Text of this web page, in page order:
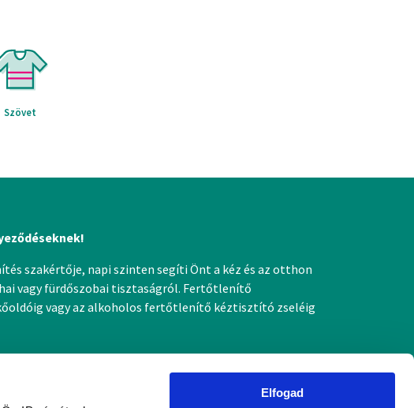
Elfogad
Szövet
szakértője, napi szinten segíti Önt a kéz és az otthon
vagy fürdőszobai tisztaságról. Fertőtlenítő
vagy az alkoholos fertőtlenítő kéztisztító zseléig